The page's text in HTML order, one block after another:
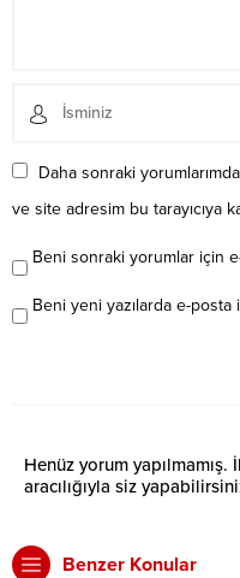
Daha sonraki
ve site adresim bu tarayıcıya
Beni sonraki yorumlar için
Beni yeni yazılarda e-posta
Henüz yorum
aracılığıyla siz
Benzer Konular